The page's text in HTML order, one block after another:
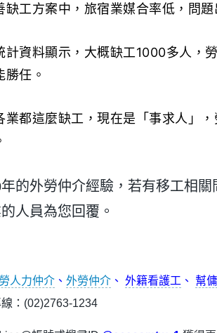
工方案中，旅宿業媒合率低，問題
計資料顯示，大概缺工1000多人，
任。
業都這麼缺工，現在是「事求人」
的外勞仲介經驗，若有移工相
人員為您回覆。
人力仲介 、 外勞仲介 、 外籍看護工 、 幫傭
：(02)2763-1234